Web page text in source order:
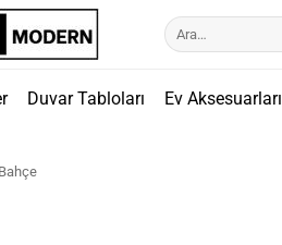
Ara:
Duvar Tabloları Ev Aksesuarları
Bahçe